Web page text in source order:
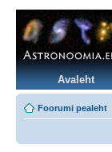
Avaleht
Foorumi pealeht